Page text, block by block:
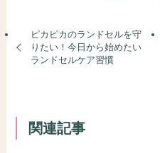
ピカピカのランドセルを守
りたい！今日から始めたい
ランドセルケア習慣
関連記事